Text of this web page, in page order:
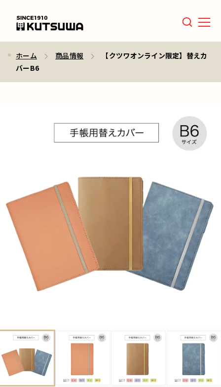
Menu
ホーム 商品情報
【クツワオンライン限定】替えカ
バーB6